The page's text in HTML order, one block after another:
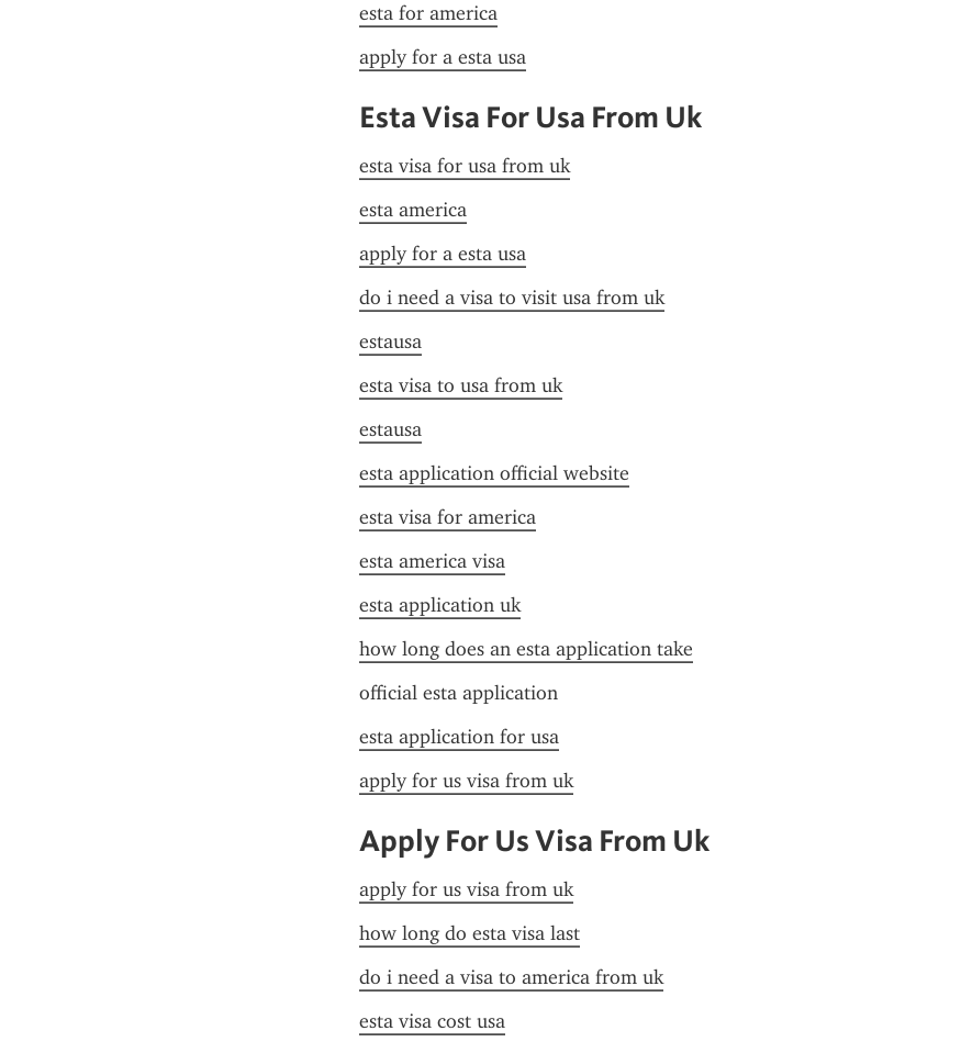
esta for america
apply for a esta usa
Esta Visa For Usa From Uk
esta visa for usa from uk
esta america
apply for a esta usa
do i need a visa to visit usa from uk
estausa
esta visa to usa from uk
estausa
esta application official website
esta visa for america
esta america visa
esta application uk
how long does an esta application take
official esta application
esta application for usa
apply for us visa from uk
Apply For Us Visa From Uk
apply for us visa from uk
how long do esta visa last
do i need a visa to america from uk
esta visa cost usa